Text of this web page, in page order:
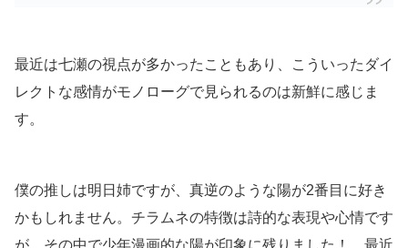
最近は七瀬の視点が多かったこともあり、こういったダイ
レクトな感情がモノローグで見られるのは新鮮に感じま
す。
僕の推しは明日姉ですが、真逆のような陽が2番目に好き
かもしれません。チラムネの特徴は詩的な表現や心情です